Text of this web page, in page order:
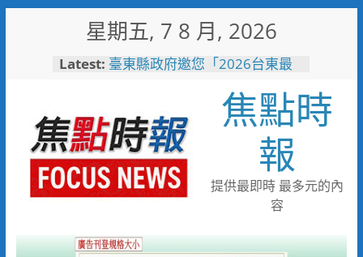
星期五, 7 8 月, 2026
Latest: 方埋伏收網 查扣手機揪出幕後
臺東縣政府邀您「2026台東最
美星空」父親節帶爸爸追星去！
森林與濱海夏季涼感 台中山
海露營消暑趣
台中市代表隊在花蓮綻放青春與
夢想 2026國際少年運動會勇奪
8金6銀6銅
宜蘭童玩節玩水後吃什麼？礁溪
羊、雞 父親節聚餐新選擇
焦點時
報
提供最即時 最多元的內
容